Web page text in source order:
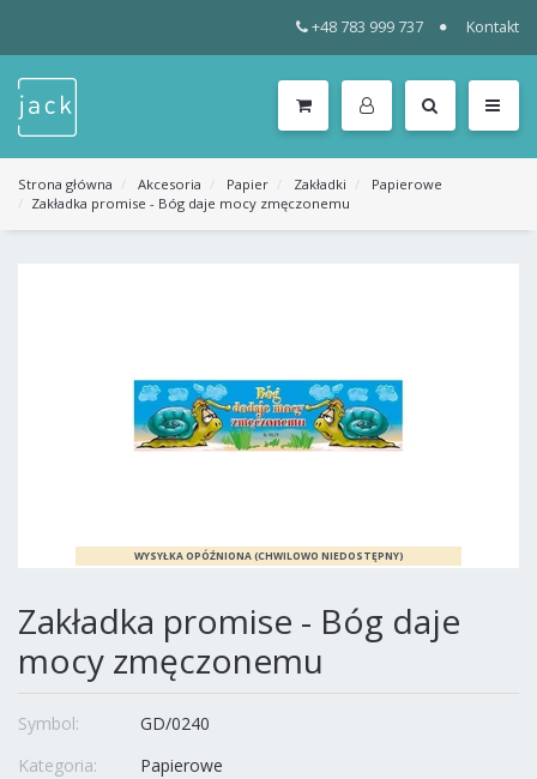
+48 783 999 737 Kontakt
KATEGORIE
MENU
Strona główna Akcesoria Papier Zakładki
Papierowe
Zakładka promise - Bóg daje mocy zmęczonemu
Zakładka promise - Bóg daje
mocy zmęczonemu
Symbol:
GD/0240
Kategoria:
Papierowe